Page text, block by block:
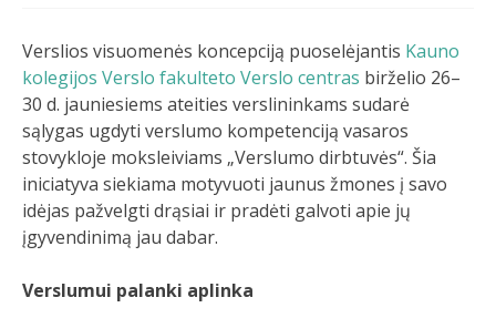
Verslios visuomenės koncepciją puoselėjantis Kauno
kolegijos Verslo fakulteto Verslo centras birželio 26–
30 d. jauniesiems ateities verslininkams sudarė
sąlygas ugdyti verslumo kompetenciją vasaros
stovykloje moksleiviams „Verslumo dirbtuvės“. Šia
iniciatyva siekiama motyvuoti jaunus žmones į savo
idėjas pažvelgti drąsiai ir pradėti galvoti apie jų
įgyvendinimą jau dabar.
Verslumui palanki aplinka